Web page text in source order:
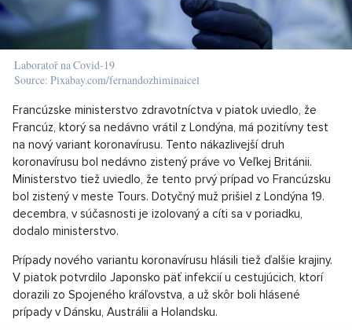
Laboratoř na Covid-19
Source: Pixabay.com/fernandozhiminaicel
Francúzske ministerstvo zdravotníctva v piatok uviedlo, že
Francúz, ktorý sa nedávno vrátil z Londýna, má pozitívny test
na nový variant koronavírusu. Tento nákazlivejší druh
koronavírusu bol nedávno zistený práve vo Veľkej Británii.
Ministerstvo tiež uviedlo, že tento prvý prípad vo Francúzsku
bol zistený v meste Tours. Dotyčný muž prišiel z Londýna 19.
decembra, v súčasnosti je izolovaný a cíti sa v poriadku,
dodalo ministerstvo.
Prípady nového variantu koronavírusu hlásili tiež ďalšie krajiny.
V piatok potvrdilo Japonsko päť infekcií u cestujúcich, ktorí
dorazili zo Spojeného kráľovstva, a už skôr boli hlásené
prípady v Dánsku, Austrálii a Holandsku.